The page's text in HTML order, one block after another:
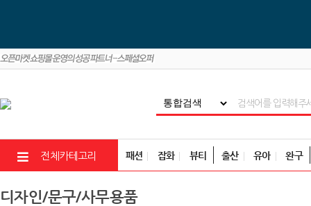
전체카테고리 패션 잡화 뷰티 출산 유아 완구
디자인/문구/사무용품